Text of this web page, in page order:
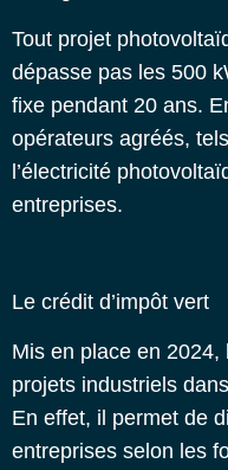
Tout projet
dépasse pas les 500
fixe pendant 20 ans.
opérateurs agréés,
l’électricité
entreprises.
Le crédit d’impôt vert
Mis en place en
projets industriels
En effet, il permet de
entreprises selon les